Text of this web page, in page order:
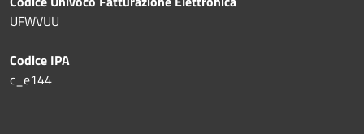
UFWVUU
Codice IPA
c_e144